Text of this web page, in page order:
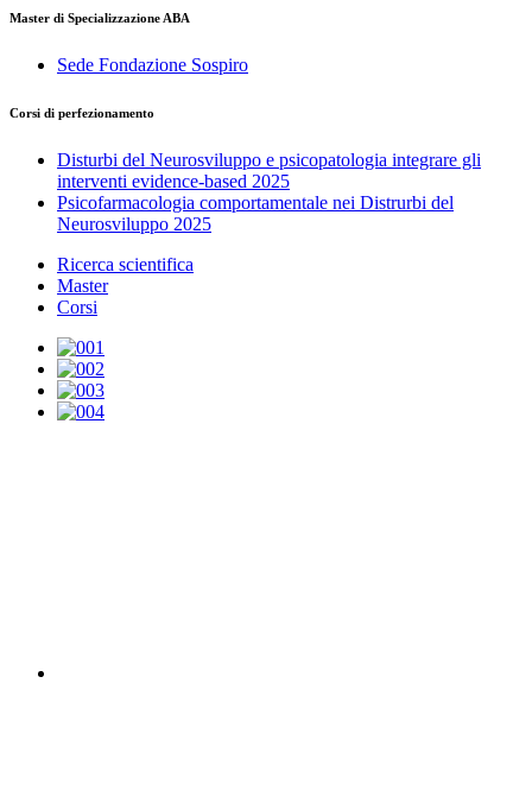
Master di Specializzazione ABA
Sede Fondazione Sospiro
Corsi di perfezionamento
Disturbi del Neurosviluppo e psicopatologia integrare gli
interventi evidence-based 2025
Psicofarmacologia comportamentale nei Distrurbi del
Neurosviluppo 2025
Ricerca scientifica
Master
Corsi